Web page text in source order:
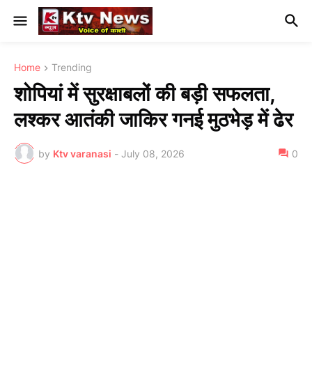
Home Trending
शोपियां में सुरक्षाबलों की बड़ी सफलता,
लश्कर आतंकी जाकिर गनई मुठभेड़ में ढेर
by Ktv varanasi - July 08, 2026 0